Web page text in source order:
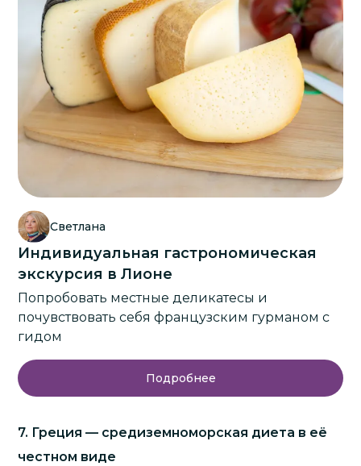
Светлана
Индивидуальная гастрономическая
экскурсия в Лионе
Попробовать местные деликатесы и
почувствовать себя французским гурманом с
гидом
Подробнее
7. Греция — средиземноморская диета в её
честном виде